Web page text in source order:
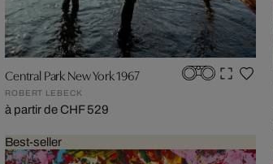
Central Park New York 1967
ROBERT LEBECK
à partir de CHF 529
Best-seller